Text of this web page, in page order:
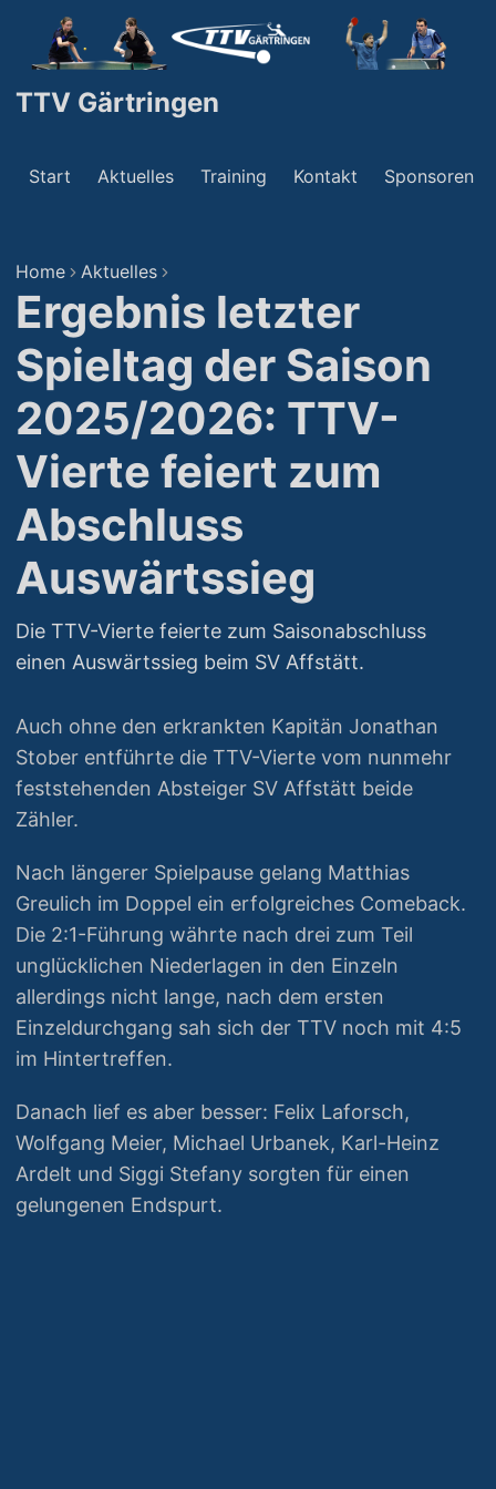
TTV Gärtringen
Start Aktuelles Training Kontakt Sponsoren
Home Aktuelles
Ergebnis letzter
Spieltag der Saison
2025/2026: TTV-
Vierte feiert zum
Abschluss
Auswärtssieg
Die TTV-Vierte feierte zum Saisonabschluss
einen Auswärtssieg beim SV Affstätt.
Auch ohne den erkrankten Kapitän Jonathan
Stober entführte die TTV-Vierte vom nunmehr
feststehenden Absteiger SV Affstätt beide
Zähler.
Nach längerer Spielpause gelang Matthias
Greulich im Doppel ein erfolgreiches Comeback.
Die 2:1-Führung währte nach drei zum Teil
unglücklichen Niederlagen in den Einzeln
allerdings nicht lange, nach dem ersten
Einzeldurchgang sah sich der TTV noch mit 4:5
im Hintertreffen.
Danach lief es aber besser: Felix Laforsch,
Wolfgang Meier, Michael Urbanek, Karl-Heinz
Ardelt und Siggi Stefany sorgten für einen
gelungenen Endspurt.